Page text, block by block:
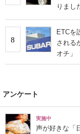
りまし
8
ETCを
される
オチ」
アンケート
実施中
声が好きな「